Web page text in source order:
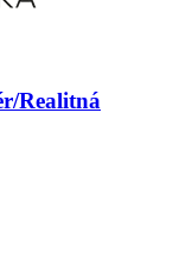
Realitná